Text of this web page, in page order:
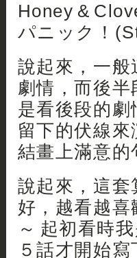
Honey &
パニック！
說起來，一
劇情，而後
是看後段的
留下的伏線
結畫上滿意的
說起來，這
好，越看越
～ 起初看時
５話才開始寫